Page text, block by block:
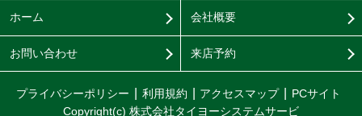
ホーム 会社概要
お問い合わせ 来店予約
プライバシーポリシー 利用規約 アクセスマップ
PCサイト
Copyright(c) 株式会社タイヨーシステムサービ